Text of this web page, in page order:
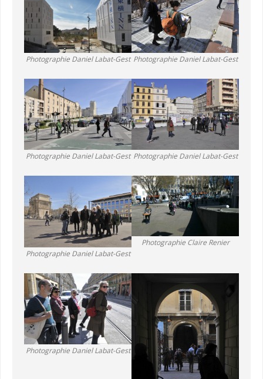
Photographie Daniel Labat-Gest Photographie Daniel Labat-Gest
Photographie Daniel Labat-Gest Photographie Daniel Labat-Gest
Photographie Daniel Labat-Gest
Photographie Claire Renier
Photographie Daniel Labat-Gest